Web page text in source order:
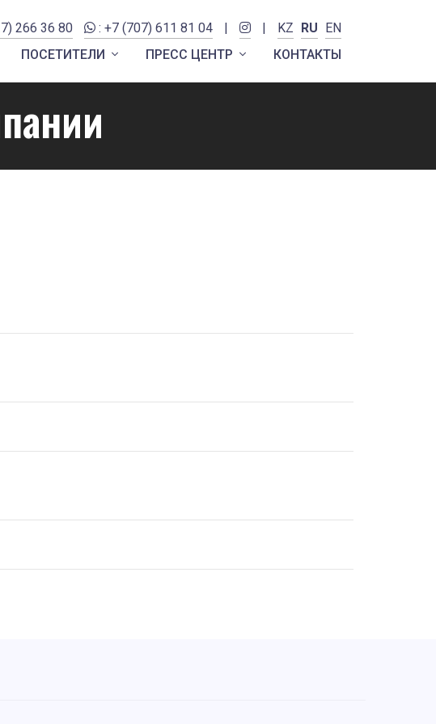
266 36 80 : +7 (707) 611 81 04 | | KZ RU EN
ПОСЕТИТЕЛИ ПРЕСС ЦЕНТР КОНТАКТЫ